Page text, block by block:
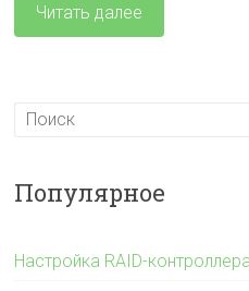
Читать далее
Популярное
Настройка RAID-